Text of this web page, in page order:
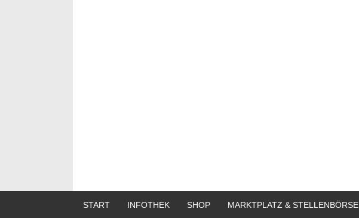
START INFOTHEK SHOP MARKTPLATZ & STELLENBÖRSE